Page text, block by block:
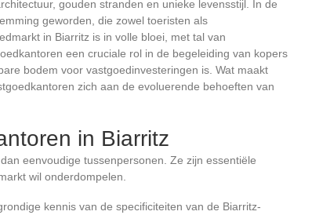
gouden stranden en unieke levensstijl. In de
geworden, die zowel toeristen als
in Biarritz is in volle bloei, met tal van
een cruciale rol in de begeleiding van kopers
bodem voor vastgoedinvesteringen is. Wat maakt
zich aan de evoluerende behoeften van
in Biarritz
eenvoudige tussenpersonen. Ze zijn essentiële
wil onderdompelen.
kennis van de specificiteiten van de Biarritz-